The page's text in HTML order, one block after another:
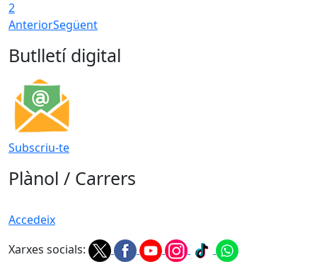
2
AnteriorSegüent
Butlletí digital
Subscriu-te
Plànol / Carrers
Accedeix
Xarxes socials: